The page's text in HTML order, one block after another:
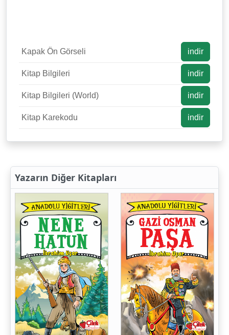
Kapak Ön Görseli indir
Kitap Bilgileri indir
Kitap Bilgileri (World) indir
Kitap Karekodu indir
Yazarın Diğer Kitapları